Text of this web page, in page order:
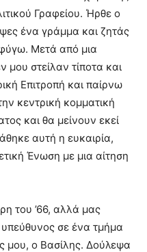
Γραφείου. Ήρθε ο
ένα γράμμα και ζητάς
Μετά από μια
μου στείλαν τίποτα και
Επιτροπή και παίρνω
κεντρική κομματική
και θα μείνουν εκεί
αυτή η ευκαιρία,
Ένωση με μια αίτηση
του ’66, αλλά μας
σε ένα τμήμα
μου, ο Βασίλης. Δούλεψα